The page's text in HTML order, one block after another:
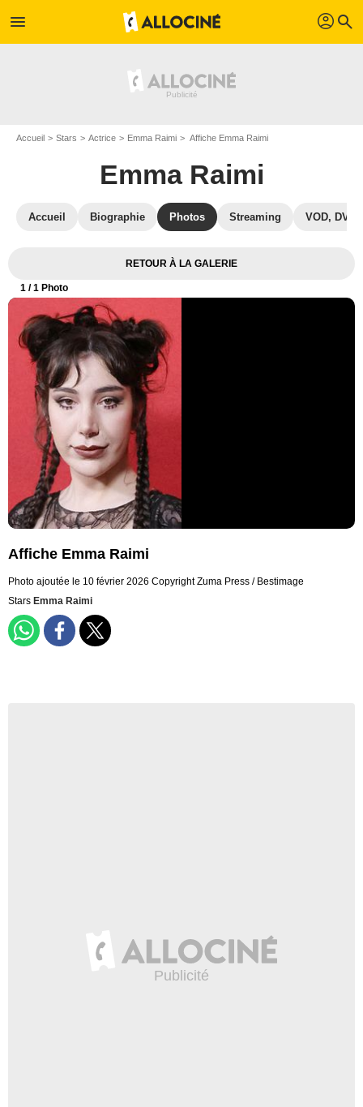
menu profil search
Accueil Stars Actrice Emma Raimi Affiche Emma Raimi
Emma Raimi
Accueil Biographie Photos Streaming VOD, DVD
RETOUR À LA GALERIE
1 / 1 Photo
Affiche Emma Raimi
Photo ajoutée le 10 février 2026 Copyright Zuma Press / Bestimage
Stars Emma Raimi